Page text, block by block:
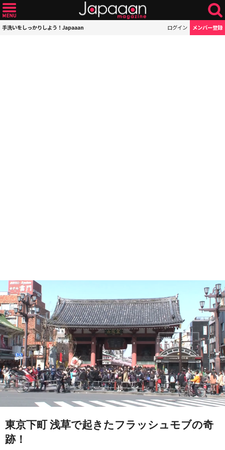
手洗いをしっかりしよう！Japaaan ログイン メンバー登録
東京下町 浅草で起きたフラッシュモブの奇
跡！